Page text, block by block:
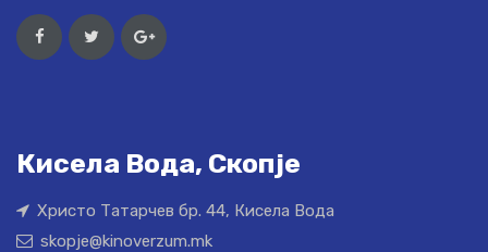
Кисела Вода, Скопје
Христо Татарчев бр. 44, Кисела Вода
skopje@kinoverzum.mk